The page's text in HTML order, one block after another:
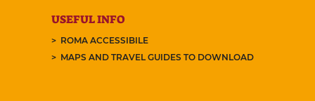
USEFUL INFO
ROMA ACCESSIBILE
MAPS AND TRAVEL GUIDES TO DOWNLOAD